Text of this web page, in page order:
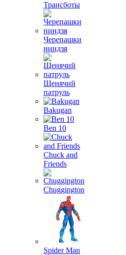
Трансботы
Черепашки
ниндзя
Щенячий
патруль
Bakugan
Ben 10
Chuck and
Friends
Chuggington
Spider Man